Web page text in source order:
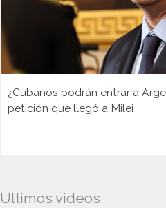
¿Cubanos podrán entrar a
petición que llegó a Milei
Ultimos videos